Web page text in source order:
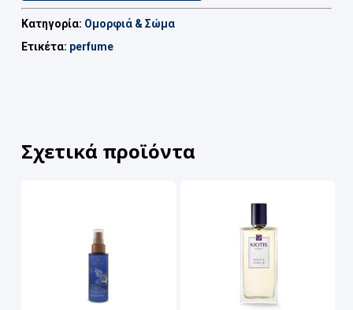
Κατηγορία: Ομορφιά & Σώμα
Ετικέτα: perfume
Σχετικά προϊόντα